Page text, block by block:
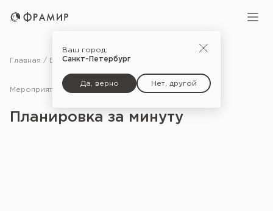
Ваш город:
Санкт-Петербург
Да, верно Нет, другой
Главная Блог Мероприятия
Мероприятия
Планировка за минуту